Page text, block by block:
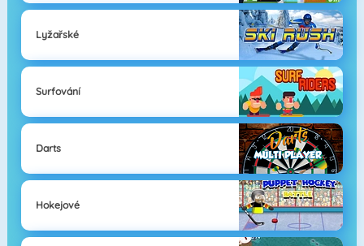
Lyžařské
Surfování
Darts
Hokejové